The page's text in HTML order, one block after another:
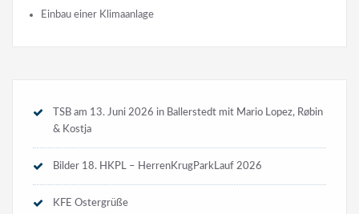
Einbau einer Klimaanlage
TSB am 13. Juni 2026 in Ballerstedt mit Mario Lopez, Røbin
& Kostja
Bilder 18. HKPL – HerrenKrugParkLauf 2026
KFE Ostergrüße